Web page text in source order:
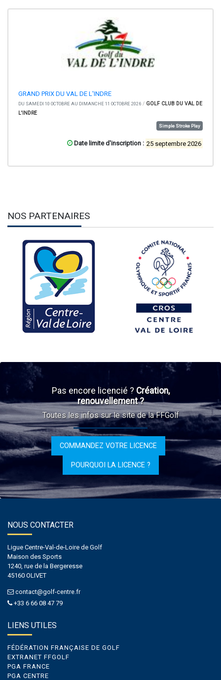
GRAND PRIX DU VAL DE L'INDRE
DU SAMEDI 10 OCTOBRE AU DIMANCHE 11 OCTOBRE 2026 / GOLF CLUB DU VAL DE
L'INDRE
Simple Stroke Play
Date limite d'inscription : 25 septembre 2026
NOS PARTENAIRES
Pas encore licencié ? Création,
renouvellement ?
Toutes les infos sur le site de la FFGolf
COMMANDEZ VOTRE LICENCE
POURQUOI LA LICENCE ?
NOUS CONTACTER
Ligue Centre-Val-de-Loire de Golf
Maison des Sports
1240, rue de la Bergeresse
45160 OLIVET
contact@golf-centre.fr
+33 6 66 08 47 79
LIENS UTILES
FÉDÉRATION FRANÇAISE DE GOLF
EXTRANET FFGOLF
PGA FRANCE
PGA CENTRE